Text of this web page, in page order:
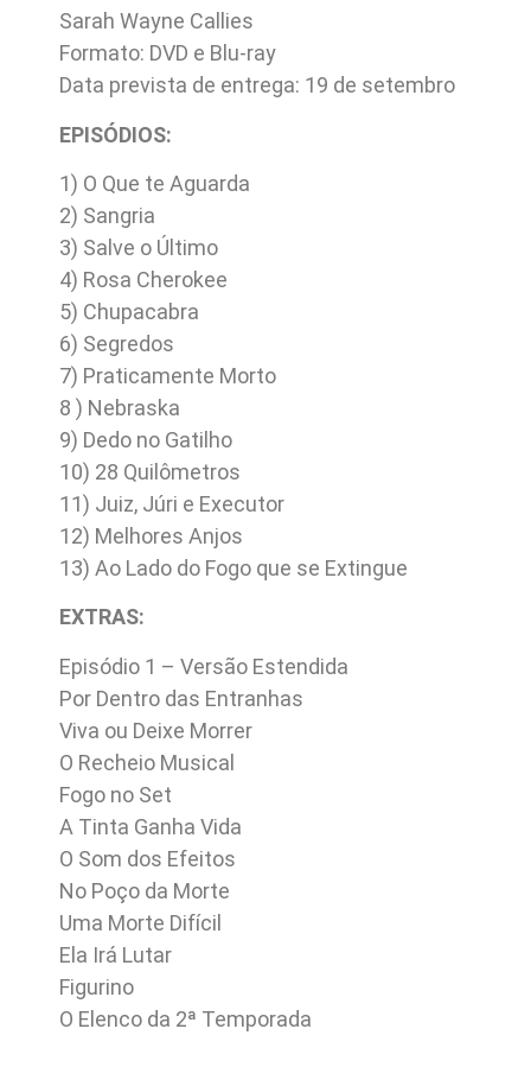
Sarah Wayne Callies
Formato: DVD e Blu-ray
Data prevista de entrega: 19 de setembro
EPISÓDIOS:
1) O Que te Aguarda
2) Sangria
3) Salve o Último
4) Rosa Cherokee
5) Chupacabra
6) Segredos
7) Praticamente Morto
8 ) Nebraska
9) Dedo no Gatilho
10) 28 Quilômetros
11) Juiz, Júri e Executor
12) Melhores Anjos
13) Ao Lado do Fogo que se Extingue
EXTRAS:
Episódio 1 – Versão Estendida
Por Dentro das Entranhas
Viva ou Deixe Morrer
O Recheio Musical
Fogo no Set
A Tinta Ganha Vida
O Som dos Efeitos
No Poço da Morte
Uma Morte Difícil
Ela Irá Lutar
Figurino
O Elenco da 2ª Temporada